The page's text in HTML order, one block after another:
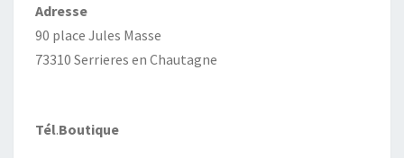
Adresse
90 place Jules Masse
73310 Serrieres en Chautagne
Tél.Boutique